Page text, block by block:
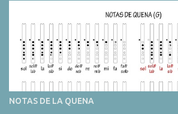
NOTAS DE LA QUENA